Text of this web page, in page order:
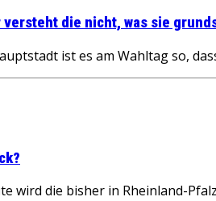
die nicht, was sie
ist es am Wahltag so,
wird die bisher in Rheinland-